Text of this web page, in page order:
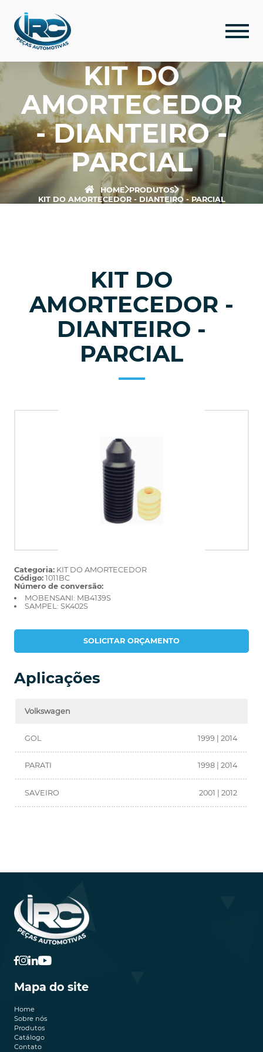
KIT DO
AMORTECEDOR
- DIANTEIRO -
PARCIAL
HOME PRODUTOS
KIT DO AMORTECEDOR - DIANTEIRO - PARCIAL
KIT DO
AMORTECEDOR -
DIANTEIRO -
PARCIAL
Categoria: KIT DO AMORTECEDOR
Código: 1011BC
Número de conversão:
MOBENSANI: MB4139S
SAMPEL: SK402S
SOLICITAR ORÇAMENTO
Aplicações
Volkswagen
GOL 1999 | 2014
PARATI 1998 | 2014
SAVEIRO 2001 | 2012
Mapa do site
Home
Sobre nós
Produtos
Catálogo
Contato